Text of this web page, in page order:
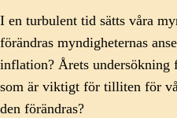
I en turbulent tid sätts våra
förändras myndigheternas
inflation? Årets
som är viktigt för tilliten för
den förändras?